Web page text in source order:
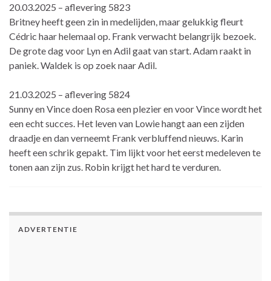
20.03.2025 – aflevering 5823
Britney heeft geen zin in medelijden, maar gelukkig fleurt
Cédric haar helemaal op. Frank verwacht belangrijk bezoek.
De grote dag voor Lyn en Adil gaat van start. Adam raakt in
paniek. Waldek is op zoek naar Adil.
21.03.2025 – aflevering 5824
Sunny en Vince doen Rosa een plezier en voor Vince wordt het
een echt succes. Het leven van Lowie hangt aan een zijden
draadje en dan verneemt Frank verbluffend nieuws. Karin
heeft een schrik gepakt. Tim lijkt voor het eerst medeleven te
tonen aan zijn zus. Robin krijgt het hard te verduren.
ADVERTENTIE